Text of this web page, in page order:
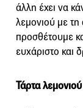
άλλη έχει να
λεμονιού με
προσθέτουμε
ευχάριστο και
Τάρτα